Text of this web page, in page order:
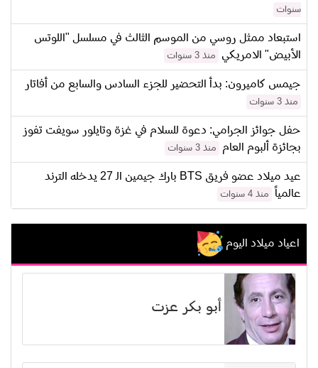
سنوات
استبعاد ممثل روسي من الموسم الثالث في مسلسل "اللوتس
الأبيض" الامريكي
منذ 3 سنوات
جيمس كاميرون: بدأ التحضير للجزء السادس والسابع من أفاتار
منذ 3 سنوات
حفل جوائز الجرامي: دعوة للسلام في غزة وتايلور سويفت تفوز
بجائزة ألبوم العام
منذ 3 سنوات
عيد ميلاد عضو فريق BTS بارك جيمين الـ 27 يدخله الترند
عالمياً
منذ 4 سنوات
اعياد ميلاد اليوم
أبو بكر عزت